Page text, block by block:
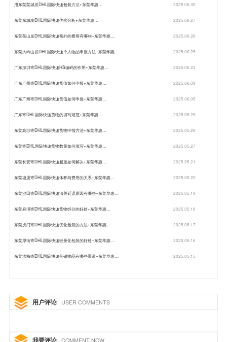
用东莞莞城发DHL国际快递包装方法+东莞华惠… 2025.06.30
东莞东城发DHL国际快递优劣分析+东莞华惠… 2025.06.27
东莞茶山发DHL国际快递额外的费用有哪些+东莞华惠… 2025.06.26
东莞大岭山发DHL国际快递个人物品申报方法+东莞华惠… 2025.06.25
广东深圳寄DHL国际快递HS编码的作用+东莞华惠… 2025.06.23
广东广州寄DHL国际快递货值如何申报+东莞华惠… 2025.06.09
广东广州寄DHL国际快递货值如何申报+东莞华惠… 2025.06.05
广东寄DHL国际快递货物的填写规范+东莞华惠… 2025.05.29
东莞高埗寄DHL国际快递货物申报方法+东莞华惠… 2025.05.28
东莞寄DHL国际快递货物数量如何填写+东莞华惠… 2025.05.27
东莞长安寄DHL国际快递超重如何解决+东莞华惠… 2025.05.21
东莞塘厦寄DHL国际快递体积与费用的关系+东莞华惠… 2025.05.20
东莞沙田寄DHL国际快递清关延误原因有哪些+东莞华惠… 2025.05.19
东莞麻涌寄DHL国际快递货物拆分的好处+东莞华惠… 2025.05.18
东莞虎门寄DHL国际快递优化包装的方法+东莞华惠… 2025.05.17
东莞厚街寄DHL国际快递轻量化包装的好处+东莞华惠… 2025.05.16
东莞洪梅寄DHL国际快递带磁物品有哪些渠道+东莞华惠… 2025.05.15
用户评论 USER COMMENTS
我要评论 COMMENT NOW